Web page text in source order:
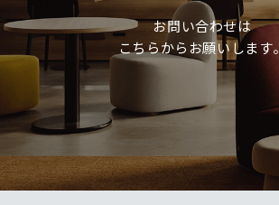
お問い合わせは
こちらからお願いします。